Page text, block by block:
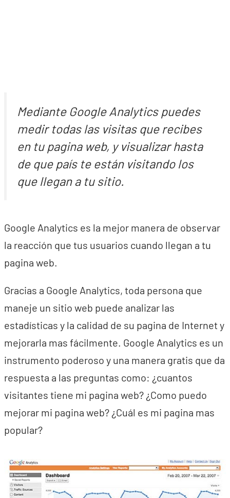
Mediante Google Analytics puedes
medir todas las visitas que recibes
en tu pagina web, y visualizar hasta
de que país te están visitando los
que llegan a tu sitio.
Google Analytics es la mejor manera de observar
la reacción que tus usuarios cuando llegan a tu
pagina web.
Gracias a Google Analytics, toda persona que
maneje un sitio web puede analizar las
estadísticas y la calidad de su pagina de Internet y
mejorarla mas fácilmente. Google Analytics es un
instrumento poderoso y una manera gratis que da
respuesta a las preguntas como: ¿cuantos
visitantes tiene mi pagina web? ¿Como puedo
mejorar mi pagina web? ¿Cuál es mi pagina mas
popular?